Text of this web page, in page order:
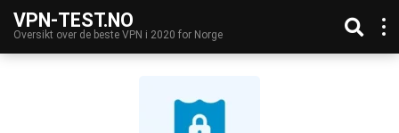
VPN-TEST.NO
Oversikt over de beste VPN i 2020 for Norge